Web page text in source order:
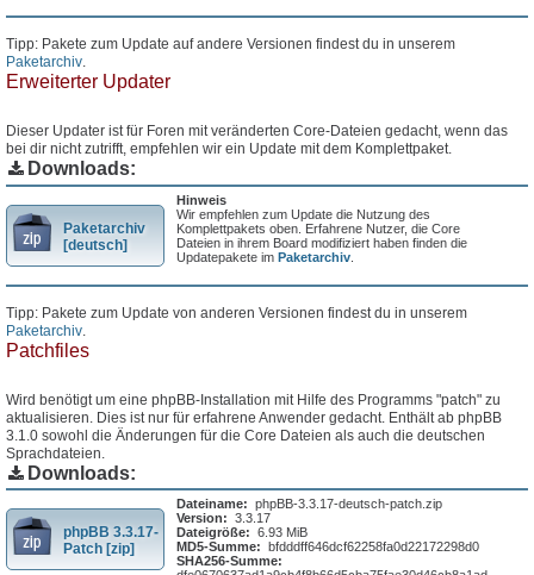
Tipp: Pakete zum Update auf andere Versionen findest du in unserem
Paketarchiv.
Erweiterter Updater
Dieser Updater ist für Foren mit veränderten Core-Dateien gedacht, wenn das
bei dir nicht zutrifft, empfehlen wir ein Update mit dem Komplettpaket.
Downloads:
Paketarchiv
[deutsch]
Hinweis
Wir empfehlen zum Update die Nutzung des
Komplettpakets oben. Erfahrene Nutzer, die Core
Dateien in ihrem Board modifiziert haben finden die
Updatepakete imPaketarchiv
Tipp: Pakete zum Update von anderen Versionen findest du in unserem
Paketarchiv
Patchfiles
Wird benötigt um eine phpBB-Installation mit Hilfe des Programms "patch" zu
aktualisieren. Dies ist nur für erfahrene Anwender gedacht. Enthält ab phpBB
3.1.0 sowohl die Änderungen für die Core Dateien als auch die deutschen
Sprachdateien.
Downloads:
phpBB 3.3.17-
Patch [zip]
Dateiname: phpBB-3.3.17-deutsch-patch.zip
Version: 3.3.17
Dateigröße: 6.93 MiB
MD5-Summe: bfdddff646dcf62258fa0d22172298d0
SHA256-Summe: